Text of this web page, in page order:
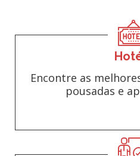
Encontre as
pousadas e